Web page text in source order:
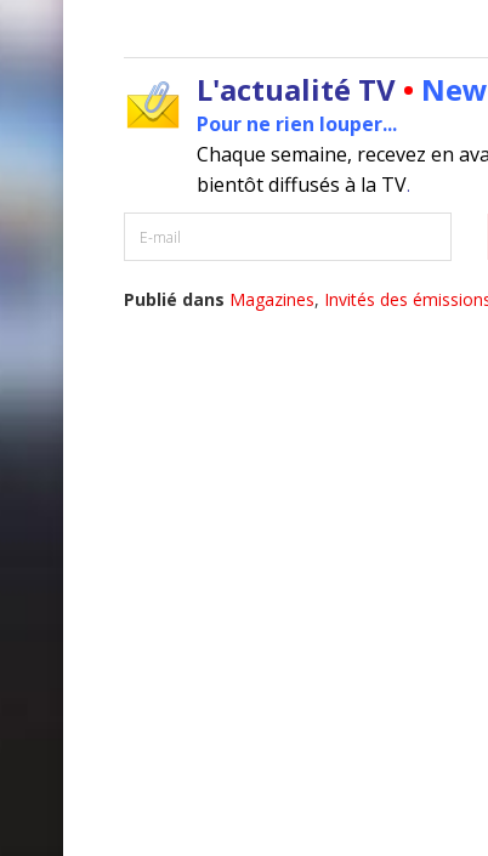
L'actualité TV •
Pour ne rien louper...
Chaque semaine, recevez en
bientôt diffusés à la TV.
Publié dans Magazines, Invités des